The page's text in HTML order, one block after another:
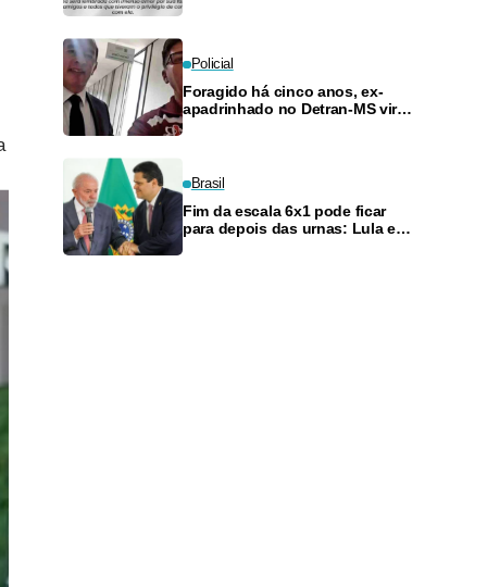
Policial
Foragido há cinco anos, ex-
apadrinhado no Detran-MS vira
Brasil
Fim da escala 6x1 pode ficar
para depois das urnas: Lula e